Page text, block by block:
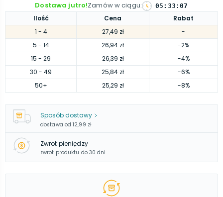
Ilość Cena
Rabat
1 - 4 27,49 zł
-
5 - 14 26,94 zł
-2%
15 - 29 26,39 zł
-4%
30 - 49 25,84 zł
-6%
50+ 25,29 zł -8%
Dostawa jutro!Zamów w ciągu: 05 : 33 :07
Sposób dostawy
dostawa od 12,99 zł
Zwrot pieniędzy
zwrot produktu do 30 dni